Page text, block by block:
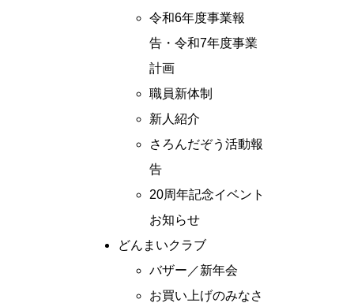
令和6年度事業報
告・令和7年度事業
計画
職員新体制
新人紹介
さろんだぞう活動報
告
20周年記念イベント
お知らせ
どんまいクラブ
バザー／新年会
お買い上げのみなさ